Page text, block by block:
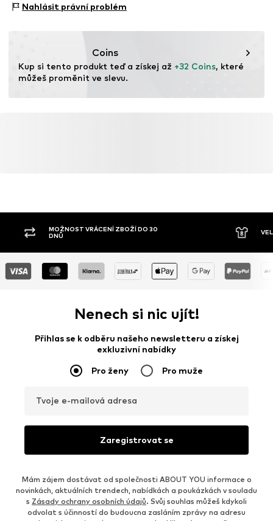
Sportovní typ: Životní styl
Funkce: Absorbuje vlhkost
Nahlásit právní problém
Coins
Kup si tento produkt teď a získej až +32 Coins, které
můžeš proměnit ve slevu.
MOŽNOST VRÁCENÍ ZBOŽÍ DO 30
DNŮ
Nenech si nic ujít!
Přihlas se k odběru našeho newsletteru a získej
exkluzivní nabídky
Pro ženy Pro muže
Tvoje e-mailová adresa
Zaregistrovat se
Mám zájem dostávat od společnosti ABOUT YOU informace o
novinkách, aktuálních trendech, nabídkách a poukázkách v souladu
s Zásady ochrany osobních údajů. Svůj souhlas můžeš kdykoli
odvolat s účinností do budoucna zasláním zprávy na adresu